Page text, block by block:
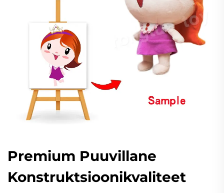
Premium Puuvillane
Konstruktsioonikvaliteet